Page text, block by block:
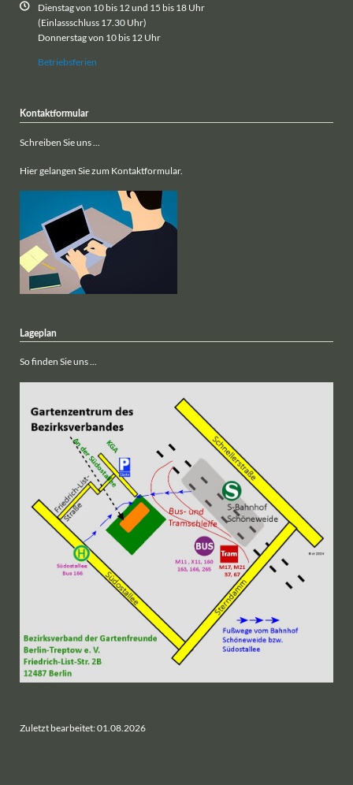
Dienstag von 10 bis 12 und 15 bis 18 Uhr
(Einlassschluss 17.30 Uhr)
Donnerstag von 10 bis 12 Uhr
Betriebsferien
Kontaktformular
Schreiben Sie uns ...
Hier gelangen Sie zum Kontaktformular.
Lageplan
So finden Sie uns ...
Zuletzt bearbeitet: 01.08.2026